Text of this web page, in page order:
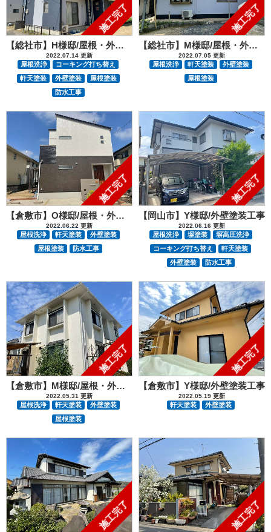
施工完了
【総社市】H様邸/屋根・外壁塗装工事
2022.07.14 更新
屋根洗浄
コーキング打ち替え
軒天塗装
外壁塗装
屋根塗装
防水工事
施工完了
【総社市】M様邸/屋根・外壁塗装工事
2022.07.05 更新
屋根洗浄 軒天塗装
外壁塗装
屋根塗装
施工完了
【倉敷市】O様邸/屋根・外壁塗装工事
2022.06.22 更新
屋根洗浄 軒天塗装
外壁塗装
屋根塗装
防水工事
施工完了
【岡山市】Y様邸/外壁塗装工事
2022.06.16 更新
屋根洗浄 塀塗装
塀高圧洗浄
コーキング打ち替え
軒天塗装
外壁塗装
防水工事
施工完了
【倉敷市】M様邸/屋根・外壁塗装工事
2022.05.31 更新
屋根洗浄 軒天塗装
外壁塗装
屋根塗装
施工完了
【倉敷市】Y様邸/外壁塗装工事
2022.05.19 更新
軒天塗装 外壁塗装
施工完了 施工完了